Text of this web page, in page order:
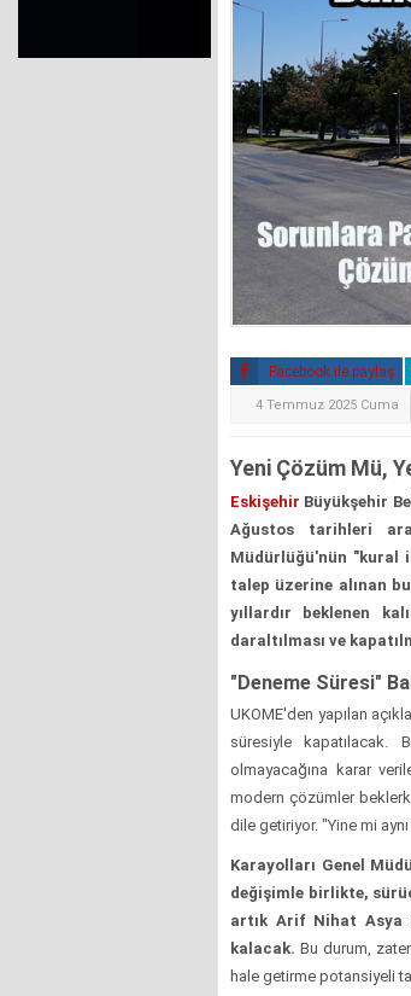
Facebook ile paylaş
4 Temmuz 2025 Cuma
Yeni Çözüm Mü,
Eskişehir Büyükşehir
Ağustos tarihleri
Müdürlüğü'nün "kural
talep üzerine alınan
yıllardır beklenen
daraltılması ve
"Deneme Süresi"
UKOME'den yapılan
süresiyle kapatılacak.
olmayacağına karar
modern çözümler
dile getiriyor. "Yine mi
Karayolları Genel
değişimle birlikte,
artık Arif Nihat Asya
kalacak. Bu durum,
hale getirme potansiyeli